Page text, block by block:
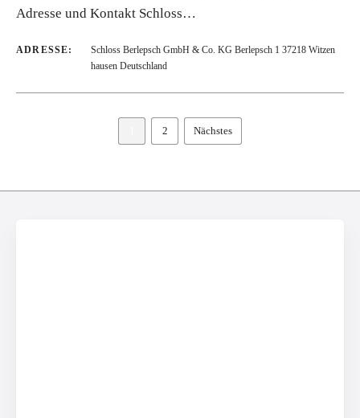
Adresse und Kontakt Schloss…
ADRESSE:
Schloss Berlepsch GmbH & Co. KG Berlepsch 1 37218 Witzen
hausen Deutschland
2 Nächstes